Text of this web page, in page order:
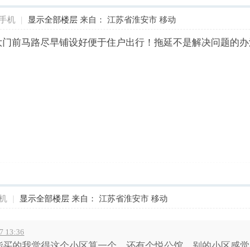
机 显示全部楼层 来自： 江苏省淮安市 移动
前马路尽早铺设好便于住户出行！拖延不是解决问题的
显示全部楼层 来自： 江苏省淮安市 移动
13:36